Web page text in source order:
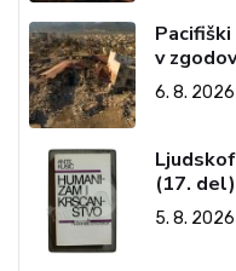
v
6. 8.
(17.
–
Revija
5. 8.